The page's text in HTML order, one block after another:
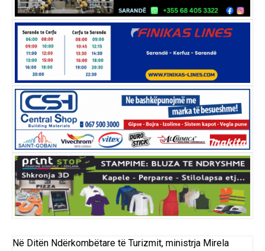
Në Ditën Ndërkombëtare të Turizmit, ministrja Mirela